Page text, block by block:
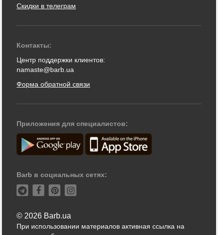
Скидки в телеграм
Контакты:
Центр поддержки клиентов:
namaste@barb.ua
Форма обратной связи
Приложения для специалистов:
Barb в социальных сетях:
© 2026 Barb.ua
При использовании материалов активная ссылка на